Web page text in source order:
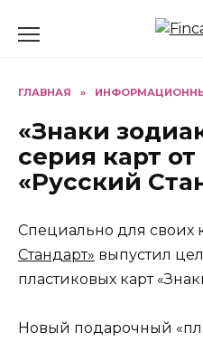
ГЛАВНАЯ »
«Знаки
серия карт от
«Русский
Специально для своих
Стандарт» выпустил
пластиковых карт
Новый подарочный